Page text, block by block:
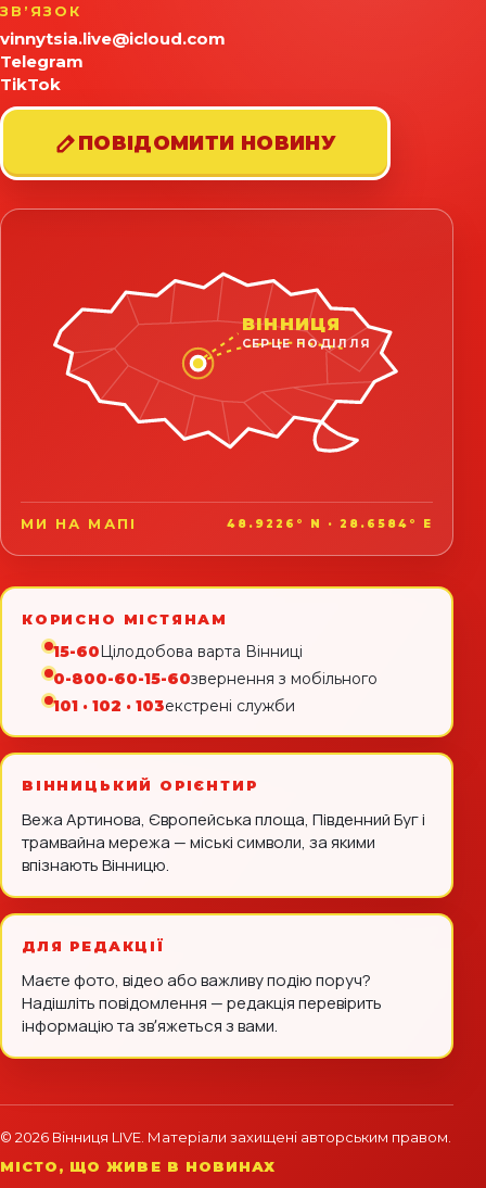
ЗВʼЯЗОК
vinnytsia.live@icloud.com
Telegram
TikTok
ПОВІДОМИТИ НОВИНУ
ВІННИЦЯ
СЕРЦЕ ПОДІЛЛЯ
МИ НА МАПІ 48.9226° N · 28.6584° E
КОРИСНО МІСТЯНАМ
15-60Цілодобова варта Вінниці
0-800-60-15-60звернення з мобільного
101 · 102 · 103екстрені служби
ВІННИЦЬКИЙ ОРІЄНТИР
Вежа Артинова, Європейська площа, Південний Буг і
трамвайна мережа — міські символи, за якими
впізнають Вінницю.
ДЛЯ РЕДАКЦІЇ
Маєте фото, відео або важливу подію поруч?
Надішліть повідомлення — редакція перевірить
інформацію та звʼяжеться з вами.
© 2026 Вінниця LIVE. Матеріали захищені авторським правом.